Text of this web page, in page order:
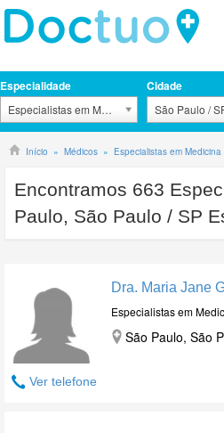
Especialidade
Especialistas em Medicina do Trabalho
Cidade
São Paulo /
Início Médicos Especialistas em
Encontramos 663
Paulo, São Paulo / SP
Ver telefone
Dra. Maria Jane
Especialistas em
São Paulo, São